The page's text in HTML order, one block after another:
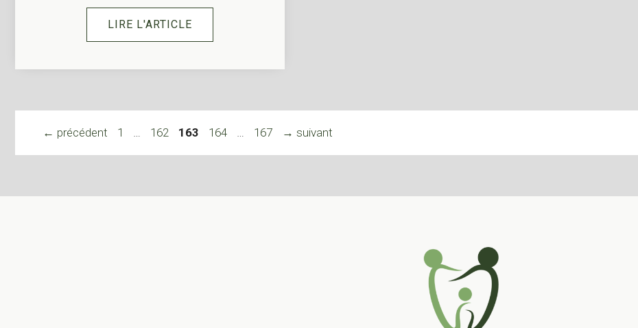
LIRE L'ARTICLE
← précédent Page
1 … Page
162 Page
163 Page
164 … Page
167 → suivant